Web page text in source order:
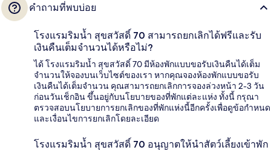
คำถามที่พบบ่อย
โรงแรมริมน้ำ สุขสวัสดิ์ 70 สามารถยกเลิกได้ฟรีและรับ
เงินคืนเต็มจำนวนได้หรือไม่?
ได้ โรงแรมริมน้ำ สุขสวัสดิ์ 70 มีห้องพักแบบขอรับเงินคืนได้เต็ม
จำนวนให้จองบนเว็บไซต์ของเรา หากคุณจองห้องพักแบบขอรับ
เงินคืนได้เต็มจำนวน คุณสามารถยกเลิกการจองล่วงหน้า 2-3 วัน
ก่อนวันเช็กอิน ขึ้นอยู่กับนโยบายของที่พักแต่ละแห่ง ทั้งนี้ กรุณา
ตรวจสอบนโยบายการยกเลิกของที่พักแห่งนี้อีกครั้งเพื่อดูข้อกำหนด
และเงื่อนไขการยกเลิกโดยละเอียด
โรงแรมริมน้ำ สุขสวัสดิ์ 70 อนุญาตให้นำสัตว์เลี้ยงเข้าพัก